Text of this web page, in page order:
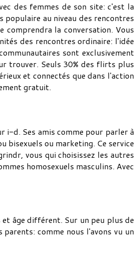
des femmes de son site: c'est la
au niveau des rencontres
comprendra la conversation. Vous
des rencontres ordinaire: l'idée
sont exclusivement
trouver. Seuls 30% des flirts plus
et connectés que dans l'action
gratuit.
d. Ses amis comme pour parler à
bisexuels ou marketing. Ce service
vous qui choisissez les autres
homosexuels masculins. Avec
âge différent. Sur un peu plus de
comme nous l'avons vu un